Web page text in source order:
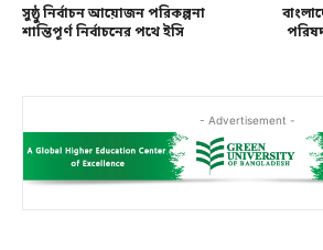
সুষ্ঠু নির্বাচন আয়োজন পরিকল্পনা
শান্তিপূর্ণ নির্বাচনের পথে ইসি
- Advertisement -